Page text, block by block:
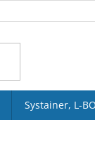
Systainer, L-